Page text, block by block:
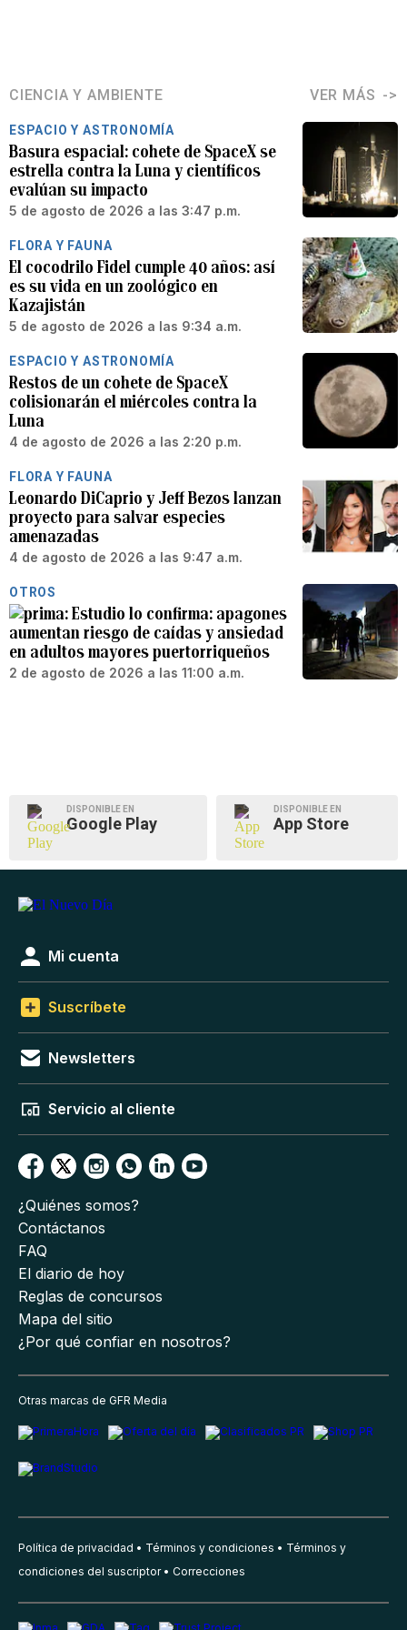
CIENCIA Y AMBIENTE VER MÁS
ESPACIO Y ASTRONOMÍA
Basura espacial: cohete de SpaceX se
estrella contra la Luna y científicos
evalúan su impacto
5 de agosto de 2026 a las 3:47 p.m.
FLORA Y FAUNA
El cocodrilo Fidel cumple 40 años: así
es su vida en un zoológico en
Kazajistán
5 de agosto de 2026 a las 9:34 a.m.
ESPACIO Y ASTRONOMÍA
Restos de un cohete de SpaceX
colisionarán el miércoles contra la
Luna
4 de agosto de 2026 a las 2:20 p.m.
FLORA Y FAUNA
Leonardo DiCaprio y Jeff Bezos lanzan
proyecto para salvar especies
amenazadas
4 de agosto de 2026 a las 9:47 a.m.
OTROS
Estudio lo confirma: apagones
aumentan riesgo de caídas y ansiedad
en adultos mayores puertorriqueños
2 de agosto de 2026 a las 11:00 a.m.
DISPONIBLE EN
Google Play
DISPONIBLE EN
App Store
Mi cuenta
Suscríbete
Newsletters
Servicio al cliente
¿Quiénes somos?
Contáctanos
FAQ
El diario de hoy
Reglas de concursos
Mapa del sitio
¿Por qué confiar en nosotros?
Otras marcas de GFR Media
Política de privacidad Términos y condiciones
Términos y
condiciones del suscriptor
Correcciones